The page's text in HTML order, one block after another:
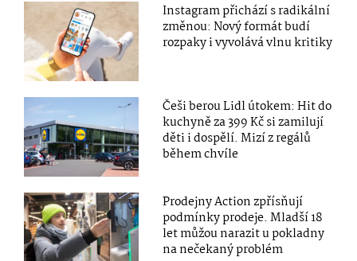
Instagram přichází s radikální
změnou: Nový formát budí
rozpaky i vyvolává vlnu kritiky
Češi berou Lidl útokem: Hit do
kuchyně za 399 Kč si zamilují
děti i dospělí. Mizí z regálů
během chvíle
Prodejny Action zpřísňují
podmínky prodeje. Mladší 18
let můžou narazit u pokladny
na nečekaný problém